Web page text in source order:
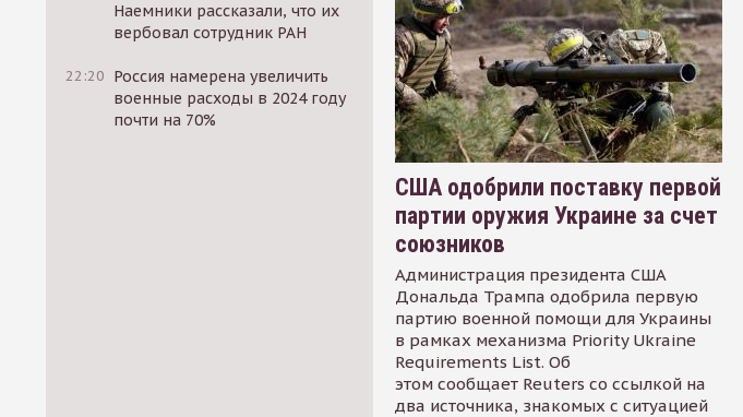
Наемники рассказали, что их
вербовал сотрудник РАН
22:20 Россия намерена увеличить
военные расходы в 2024 году
почти на 70%
США одобрили поставку первой
партии оружия Украине за счет
союзников
Администрация президента США
Дональда Трампа одобрила первую
партию военной помощи для Украины
в рамках механизма Priority Ukraine
Requirements List. Об
этом сообщает Reuters со ссылкой на
два источника, знакомых с ситуацией